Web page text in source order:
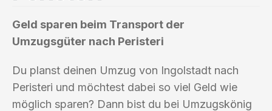
Geld sparen beim Transport der
Umzugsgüter nach Peristeri
Du planst deinen Umzug von Ingolstadt nach
Peristeri und möchtest dabei so viel Geld wie
möglich sparen? Dann bist du bei Umzugskönig